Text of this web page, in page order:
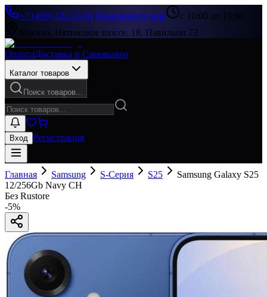
+7 (499) 322-33-86|Перезвоните мне
с 10:00 до 19:00
Москва, Пятницкое шоссе, 18, Павильон 73
ОплатаДоставка и Самовывоз
Каталог товаров
Поиск товаров...
Вход Регистрация
Главная Samsung S-Серия S25
Samsung Galaxy S25
12/256Gb Navy CH
Без Rustore
-5%